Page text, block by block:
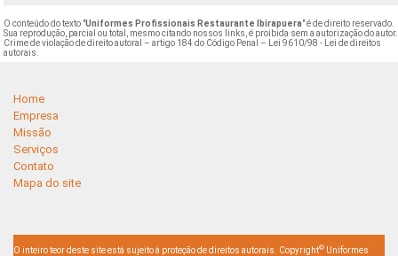
O conteúdo do texto "Uniformes Profissionais Restaurante Ibirapuera" é de direito reservado.
Sua reprodução, parcial ou total, mesmo citando nossos links, é proibida sem a autorização do autor.
Crime de violação de direito autoral – artigo 184 do Código Penal –
Lei 9610/98 - Lei de direitos
autorais
Home
Empresa
Missão
Serviços
Contato
Mapa do site
O inteiro teor deste site está sujeito à proteção de direitos autorais. Copyright© Uniformes